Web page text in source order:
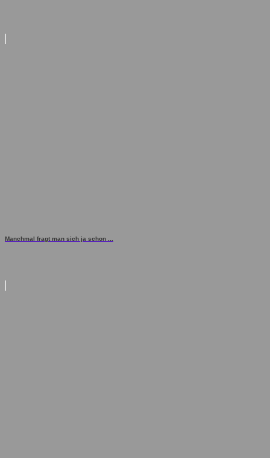
Manchmal fragt man sich ja schon ...